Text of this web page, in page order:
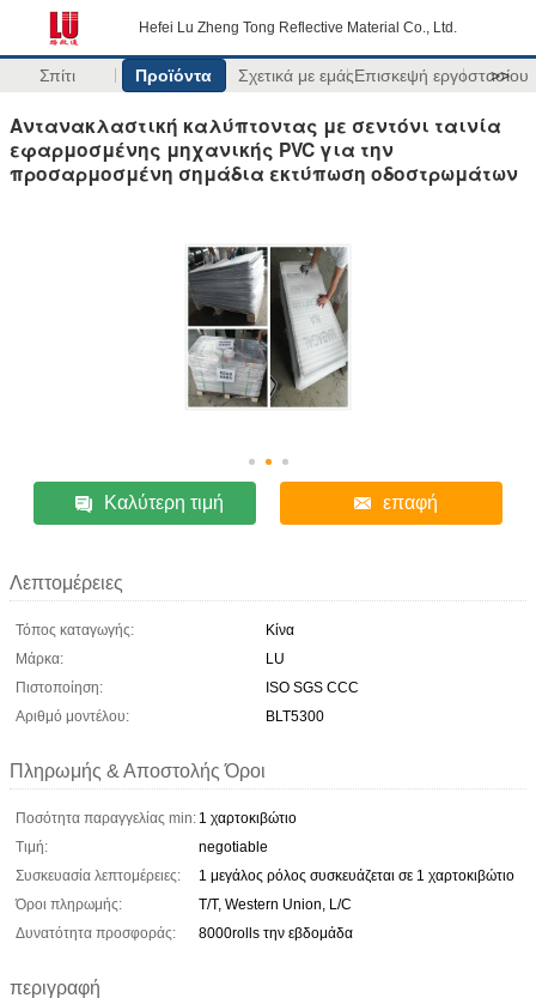
Hefei Lu Zheng Tong Reflective Material Co., Ltd.
Σπίτι Προϊόντα Σχετικά με εμάςΕπισκεψή εργοστασίου
>>
Αντανακλαστική καλύπτοντας με σεντόνι ταινία
εφαρμοσμένης μηχανικής PVC για την
προσαρμοσμένη σημάδια εκτύπωση οδοστρωμάτων
Καλύτερη τιμή επαφή
Λεπτομέρειες
Τόπος καταγωγής:
Κίνα
Μάρκα:
LU
Πιστοποίηση:
ISO SGS CCC
Αριθμό μοντέλου:
BLT5300
Πληρωμής & Αποστολής Όροι
Ποσότητα παραγγελίας min: 1 χαρτοκιβώτιο
Τιμή:
negotiable
Συσκευασία λεπτομέρειες:
1 μεγάλος ρόλος συσκευάζεται σε 1 χαρτοκιβώτιο
Όροι πληρωμής:
T/T, Western Union, L/C
Δυνατότητα προσφοράς:
8000rolls την εβδομάδα
περιγραφή